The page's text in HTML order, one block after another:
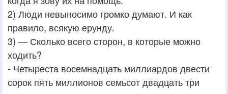
2) Люди невыносимо громко думают. И как
правило, всякую ерунду.
3) — Сколько всего сторон, в которые можно
ходить?
- Четыреста восемнадцать миллиардов двести
сорок пять миллионов семьсот двадцать три